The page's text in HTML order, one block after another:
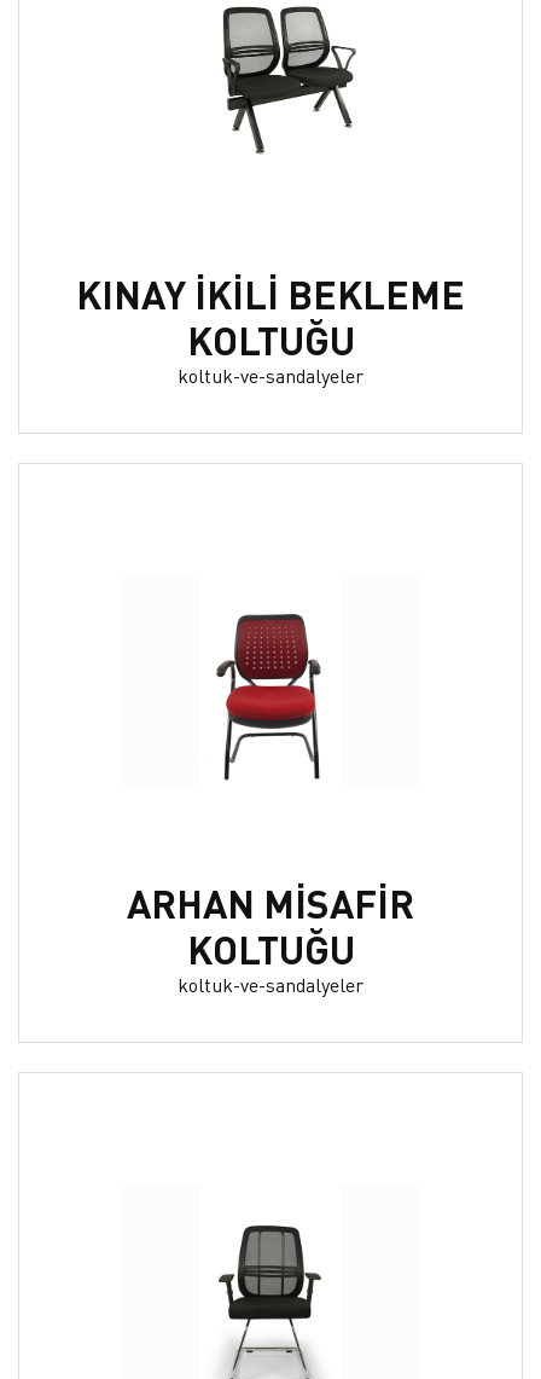
KINAY İKİLİ BEKLEME
KOLTUĞU
koltuk-ve-sandalyeler
ARHAN MİSAFİR
KOLTUĞU
koltuk-ve-sandalyeler